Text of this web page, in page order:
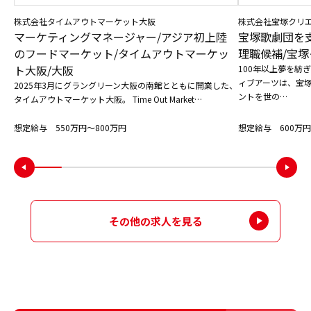
株式会社タイムアウトマーケット大阪
マーケティングマネージャー/アジア初上陸
のフードマーケット/タイムアウトマーケッ
ト大阪/大阪
2025年3月にグラングリーン大阪の南館とともに開業した、
タイムアウトマーケット大阪。 Time Out Market…
想定給与 550万円〜800万円
株式会社宝塚クリ
宝塚歌劇団を
理職候補/宝
100年以上夢を紡
ィブアーツは、宝
ントを世の…
想定給与 600万
その他の求人を見る